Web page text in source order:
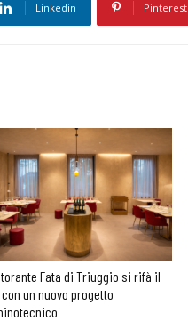
Linkedin Pinterest
Fata di Triuggio si rifà il
un nuovo progetto